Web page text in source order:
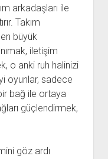
arkadaşları ile
Takım
büyük
iletişim
o anki ruh halinizi
oyunlar, sadece
bağ ile ortaya
güçlendirmek,
göz ardı